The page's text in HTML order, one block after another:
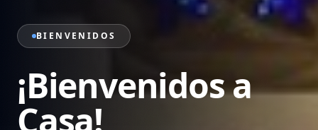
PRÉDICAS
Sana Doctrina de